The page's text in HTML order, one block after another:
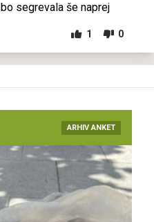
segrevala še naprej
1 0
ARHIV ANKET